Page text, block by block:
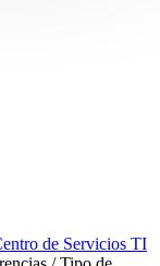
de Servicios TI